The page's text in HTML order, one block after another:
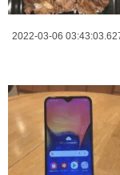
2022-03-06